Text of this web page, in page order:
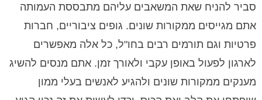
סביר להניח שאת המשאבים עליהם מתבססת העמותה
אתם מגייסים ממקורות שונים. גופים ציבוריים, חברות
פרטיות וגם תורמים רבים בחו"ל, כל אלה מאפשרים
לארגון לפעול באופן עקבי ולאורך זמן. אתם מנסים להשיג
מענקים ממקורות שונים ולהגיע לאנשים בעלי ממון